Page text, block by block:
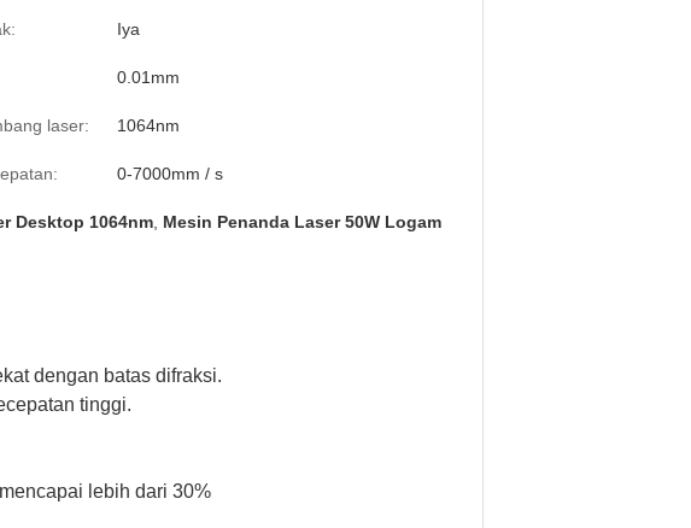
Iya
0.01mm
laser: 1064nm
0-7000mm / s
Desktop 1064nm Mesin Penanda Laser 50W Logam
dengan batas difraksi.
tinggi.
lebih dari 30%